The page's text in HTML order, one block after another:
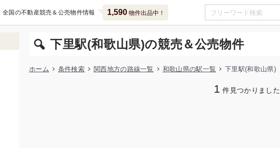
全国の不動産競売＆公売物件情報 1,590物件出品中！
下里駅(和歌山県)の競売＆公売物件
ホーム 条件検索 関西地方の路線一覧 和歌山県の駅一覧 下里駅(和歌山県)
1 件見つかりました